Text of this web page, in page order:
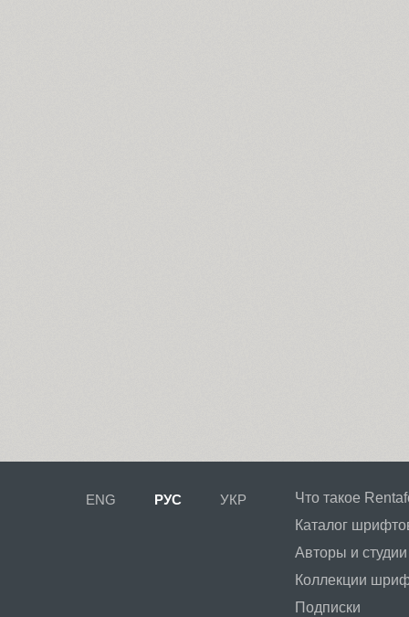
ENG РУС УКР
Что такое
Каталог
Авторы и студии
Коллекции
Подписки